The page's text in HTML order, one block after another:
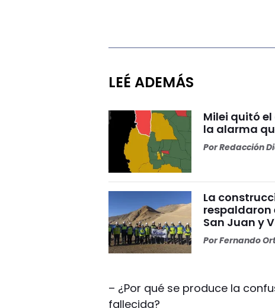
LEÉ ADEMÁS
Milei quitó
la alarma
PorRedacción
La
respaldaron
San Juan y
PorFernando
– ¿Por qué se produce la
fallecida?